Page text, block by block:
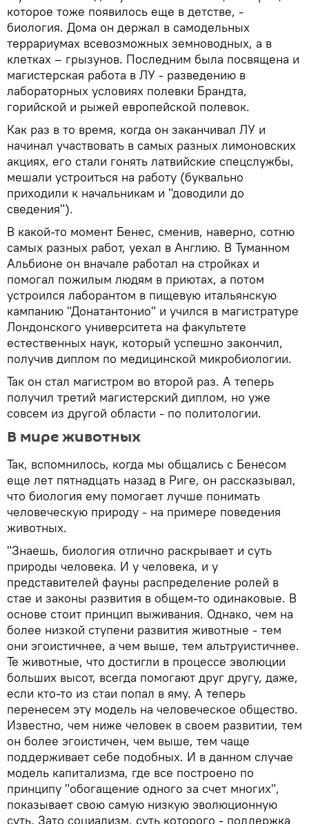
которое тоже появилось еще в детстве, -
биология. Дома он держал в самодельных
террариумах всевозможных земноводных, а в
клетках – грызунов. Последним была посвящена и
магистерская работа в ЛУ - разведению в
лабораторных условиях полевки Брандта,
горийской и рыжей европейской полевок.
Как раз в то время, когда он заканчивал ЛУ и
начинал участвовать в самых разных лимоновских
акциях, его стали гонять латвийские спецслужбы,
мешали устроиться на работу (буквально
приходили к начальникам и "доводили до
сведения").
В какой-то момент Бенес, сменив, наверно, сотню
самых разных работ, уехал в Англию. В Туманном
Альбионе он вначале работал на стройках и
помогал пожилым людям в приютах, а потом
устроился лаборантом в пищевую итальянскую
кампанию "Донатантонио" и учился в магистратуре
Лондонского университета на факультете
естественных наук, который успешно закончил,
получив диплом по медицинской микробиологии.
Так он стал магистром во второй раз. А теперь
получил третий магистерский диплом, но уже
совсем из другой области - по политологии.
В мире животных
Так, вспомнилось, когда мы общались с Бенесом
еще лет пятнадцать назад в Риге, он рассказывал,
что биология ему помогает лучше понимать
человеческую природу - на примере поведения
животных.
"Знаешь, биология отлично раскрывает и суть
природы человека. И у человека, и у
представителей фауны распределение ролей в
стае и законы развития в общем-то одинаковые. В
основе стоит принцип выживания. Однако, чем на
более низкой ступени развития животные - тем
они эгоистичнее, а чем выше, тем альтруистичнее.
Те животные, что достигли в процессе эволюции
больших высот, всегда помогают друг другу, даже,
если кто-то из стаи попал в яму. А теперь
перенесем эту модель на человеческое общество.
Известно, чем ниже человек в своем развитии, тем
он более эгоистичен, чем выше, тем чаще
поддерживает себе подобных. И в данном случае
модель капитализма, где все построено по
принципу "обогащение одного за счет многих",
показывает свою самую низкую эволюционную
суть. Зато социализм, суть которого - поддержка